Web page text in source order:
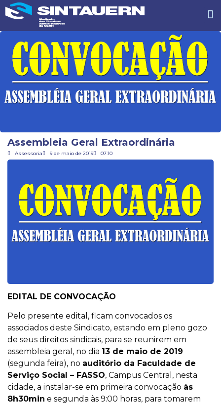
Assembleia Geral Extraordinária
Assessoria 9 de maio de 2019 07:10
EDITAL DE CONVOCAÇÃO
Pelo presente edital, ficam convocados os
associados deste Sindicato, estando em pleno gozo
de seus direitos sindicais, para se reunirem em
assembleia geral, no dia 13 de maio de 2019
(segunda feira), no auditório da Faculdade de
Serviço Social – FASSO, Campus Central, nesta
cidade, a instalar-se em primeira convocação às
8h30min e segunda às 9:00 horas, para tomarem